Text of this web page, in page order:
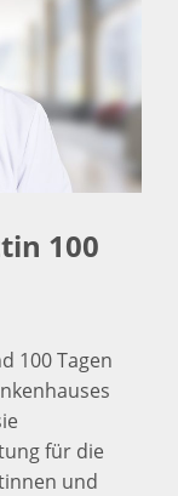
100
100 Tagen
für die
und